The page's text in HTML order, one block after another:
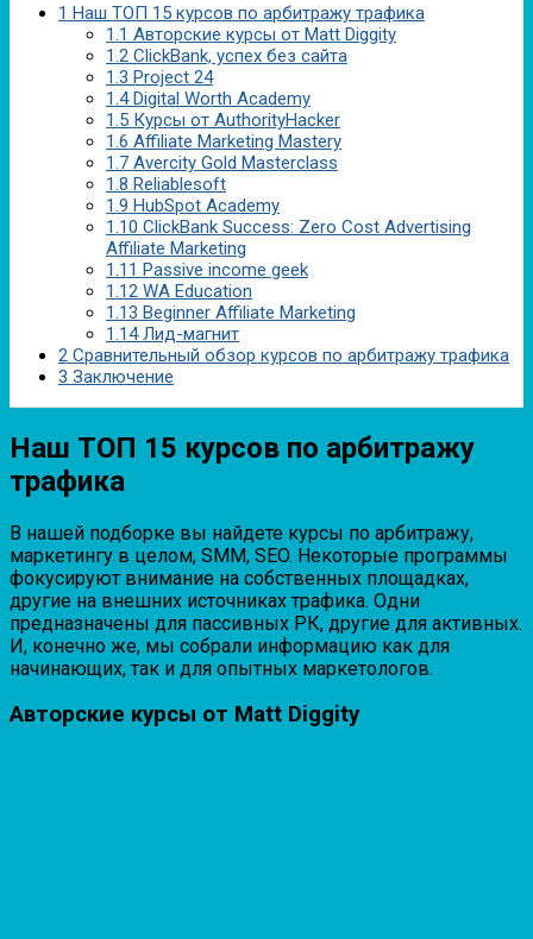
1 Наш ТОП 15 курсов по арбитражу трафика
1.1 Авторские курсы от Matt Diggity
1.2 ClickBank, успех без сайта
1.3 Project 24
1.4Digital Worth Academy
1.5 Курсы от AuthorityHacker
1.6 Affiliate Marketing Mastery
1.7 Avercity Gold Masterclass
1.8 Reliablesoft
1.9 HubSpot Academy
1.10 ClickBank Success: Zero Cost Advertising
Affiliate Marketing
1.11 Passive income geek
1.12 WA Education
1.13 Beginner Affiliate Marketing
1.14Лид-магнит
2 Сравнительный обзор курсов по арбитражу трафика
3 Заключение
Наш ТОП 15 курсов по арбитражу
трафика
В нашей подборке вы найдете курсы по арбитражу,
маркетингу в целом, SMM, SEO. Некоторые программы
фокусируют внимание на собственных площадках,
другие на внешних источниках трафика. Одни
предназначены для пассивных РК, другие для активных.
И, конечно же, мы собрали информацию как для
начинающих, так и для опытных маркетологов.
Авторские курсы от Matt Diggity